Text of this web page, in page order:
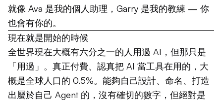
就像 Ava 是我的個人助理，Garry 是我的教練 — 你
也會有你的。
現在就是開始的時候
全世界現在大概有六分之一的人用過 AI，但那只是
「用過」。真正付費、認真把 AI 當工具在用的，大
概是全球人口的 0.5%。能夠自己設計、命名、打造
出屬於自己 Agent 的，沒有確切的數字，但絕對是